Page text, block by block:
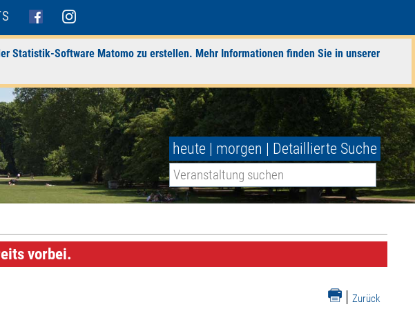
Statistik-Software Matomo zu erstellen. Mehr Informationen finden Sie in unserer
heute | morgen | Detaillierte Suche
vorbei.
| Zurück